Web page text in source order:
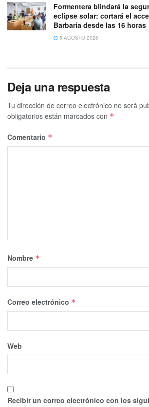
Formentera blindará la
eclipse solar: cortará el
Barbaria desde las 16 horas
5 AGOSTO 2026
Deja una respuesta
Tu dirección de correo electrónico no será
obligatorios están marcados con *
Comentario *
Nombre *
Correo electrónico *
Web
Recibir un correo electrónico con los